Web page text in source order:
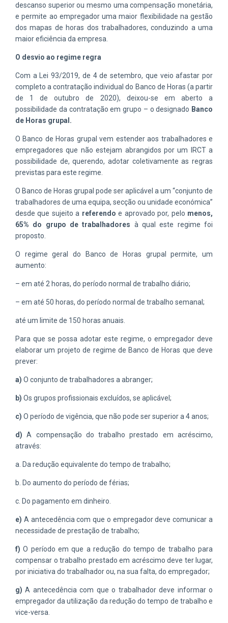
descanso superior ou mesmo uma compensação monetária,
e permite ao empregador uma maior flexibilidade na gestão
dos mapas de horas dos trabalhadores, conduzindo a uma
maior eficiência da empresa.
O desvio ao regime regra
Com a Lei 93/2019, de 4 de setembro, que veio afastar por
completo a contratação individual do Banco de Horas (a partir
de 1 de outubro de 2020), deixou-se em aberto a
possibilidade da contratação em grupo – o designado Banco
de Horas grupal.
O Banco de Horas grupal vem estender aos trabalhadores e
empregadores que não estejam abrangidos por um IRCT a
possibilidade de, querendo, adotar coletivamente as regras
previstas para este regime.
O Banco de Horas grupal pode ser aplicável a um “conjunto de
trabalhadores de uma equipa, secção ou unidade económica”
desde que sujeito a referendo e aprovado por, pelo menos,
65% do grupo de trabalhadores à qual este regime foi
proposto.
O regime geral do Banco de Horas grupal permite, um
aumento:
– em até 2 horas, do período normal de trabalho diário;
– em até 50 horas, do período normal de trabalho semanal;
até um limite de 150 horas anuais.
Para que se possa adotar este regime, o empregador deve
elaborar um projeto de regime de Banco de Horas que deve
prever:
a) O conjunto de trabalhadores a abranger;
b) Os grupos profissionais excluídos, se aplicável;
c) O período de vigência, que não pode ser superior a 4 anos;
d) A compensação do trabalho prestado em acréscimo,
através:
a. Da redução equivalente do tempo de trabalho;
b. Do aumento do período de férias;
c. Do pagamento em dinheiro.
e) A antecedência com que o empregador deve comunicar a
necessidade de prestação de trabalho;
f) O período em que a redução do tempo de trabalho para
compensar o trabalho prestado em acréscimo deve ter lugar,
por iniciativa do trabalhador ou, na sua falta, do empregador;
g) A antecedência com que o trabalhador deve informar o
empregador da utilização da redução do tempo de trabalho e
vice-versa.